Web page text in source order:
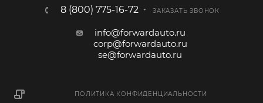
8 (800) 775-16-72 ЗАКАЗАТЬ ЗВОНОК
info@forwardauto.ru
corp@forwardauto.ru
se@forwardauto.ru
ПОЛИТИКА КОНФИДЕНЦИАЛЬНОСТИ